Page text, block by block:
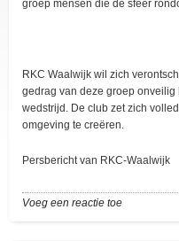
groep mensen die de sfeer
RKC Waalwijk wil zich
gedrag van deze groep
wedstrijd. De club zet zich
omgeving te creëren.
Persbericht van RKC-Waalwijk
Voeg een reactie toe